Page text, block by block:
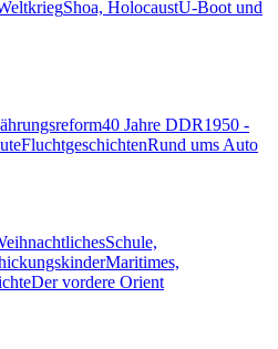
Shoa, HolocaustU-Boot und
40 Jahre DDR1950 -
FluchtgeschichtenRund ums Auto
Schule,
Maritimes,
Der vordere Orient